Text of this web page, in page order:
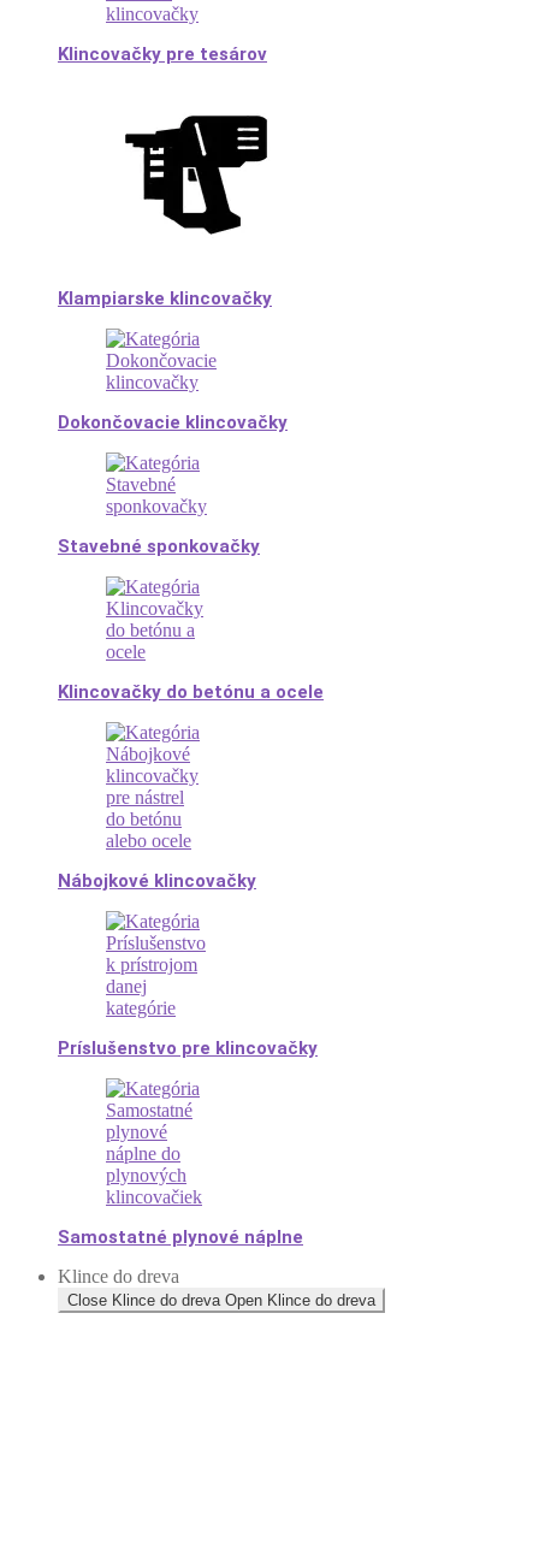
Klincovačky pre tesárov
Klampiarske klincovačky
Dokončovacie klincovačky
Stavebné sponkovačky
Klincovačky do betónu a ocele
Nábojkové klincovačky
Príslušenstvo pre klincovačky
Samostatné plynové náplne
Klince do dreva
Close Klince do dreva Open Klince do dreva